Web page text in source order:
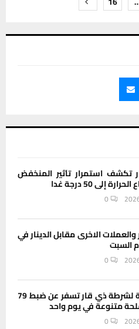
تكشف استمرار تأثير المنخفض
إلى 50 درجة غدا
0
والعملات الاخرى مقابل الدينار في
السبت
0
عمليات أمنية لشرطة ذي قار تسفر عن ضبط 79
متنوعة في يوم واحد
0